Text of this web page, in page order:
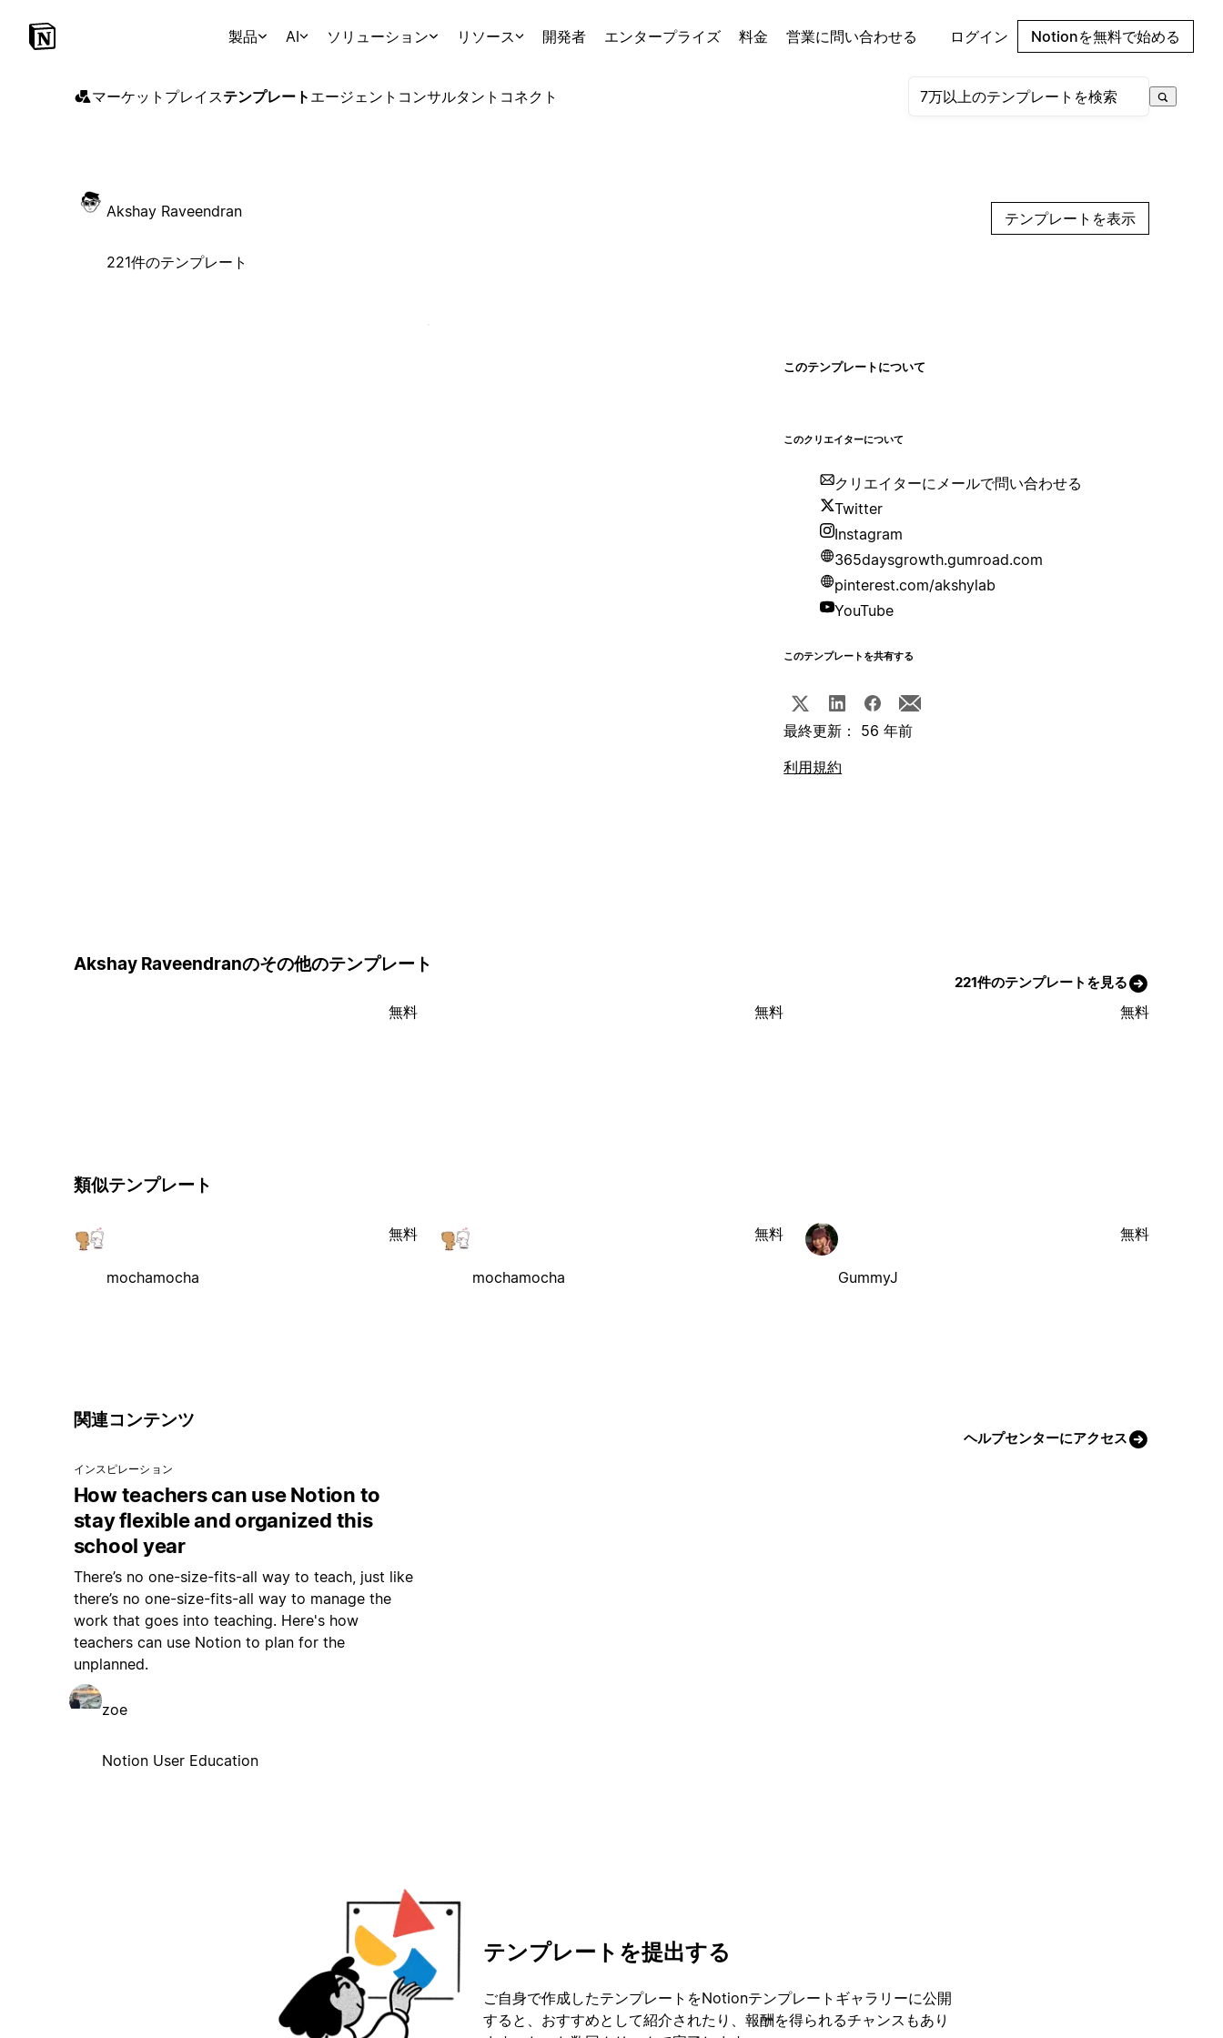
製品 AI ソリューション リソース 開発者 エンタープライズ 料金 営業に問い合わせる ログイン Notionを無料で始める
マーケットプレイステンプレート エージェント コンサルタント コネクト
Akshay Raveendran
221件のテンプレート
テンプレートを表示
このテンプレートについて
このクリエイターについて
クリエイターにメールで問い合わせる
Twitter
Instagram
365daysgrowth.gumroad.com
pinterest.com/akshylab
YouTube
このテンプレートを共有する
最終更新： 56 年前
利用規約
Akshay Raveendranのその他のテンプレート
221件のテンプレートを見る
無料 無料 無料
類似テンプレート
mochamocha
無料
mochamocha
無料
GummyJ
無料
関連コンテンツ
ヘルプセンターにアクセス
インスピレーション
How teachers can use Notion to
stay flexible and organized this
school year
There’s no one-size-fits-all way to teach, just like
there’s no one-size-fits-all way to manage the
work that goes into teaching. Here's how
teachers can use Notion to plan for the
unplanned.
zoe
Notion User Education
テンプレートを提出する
ご自身で作成したテンプレートをNotionテンプレートギャラリーに公開
すると、おすすめとして紹介されたり、報酬を得られるチャンスもあり